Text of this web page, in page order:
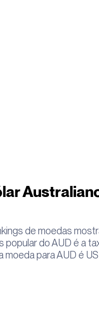
de moedas
popular do AUD é a
moeda para AUD é